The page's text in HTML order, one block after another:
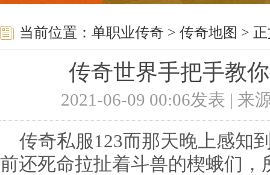
当前位置： 单职业传奇 > 传奇地图 >
传奇世界手把手教
2021-06-09 00:06发表 | 来
传奇私服123而那天晚上感知
前还死命拉扯着斗兽的楔蛾们